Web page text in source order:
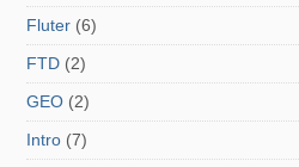
Fluter (6)
FTD (2)
GEO (2)
Intro (7)